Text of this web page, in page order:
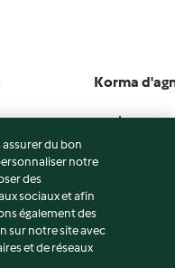
Korma
3.9 (29)
du bon
notre
des
sociaux et afin
également des
sur notre site avec
et de réseaux